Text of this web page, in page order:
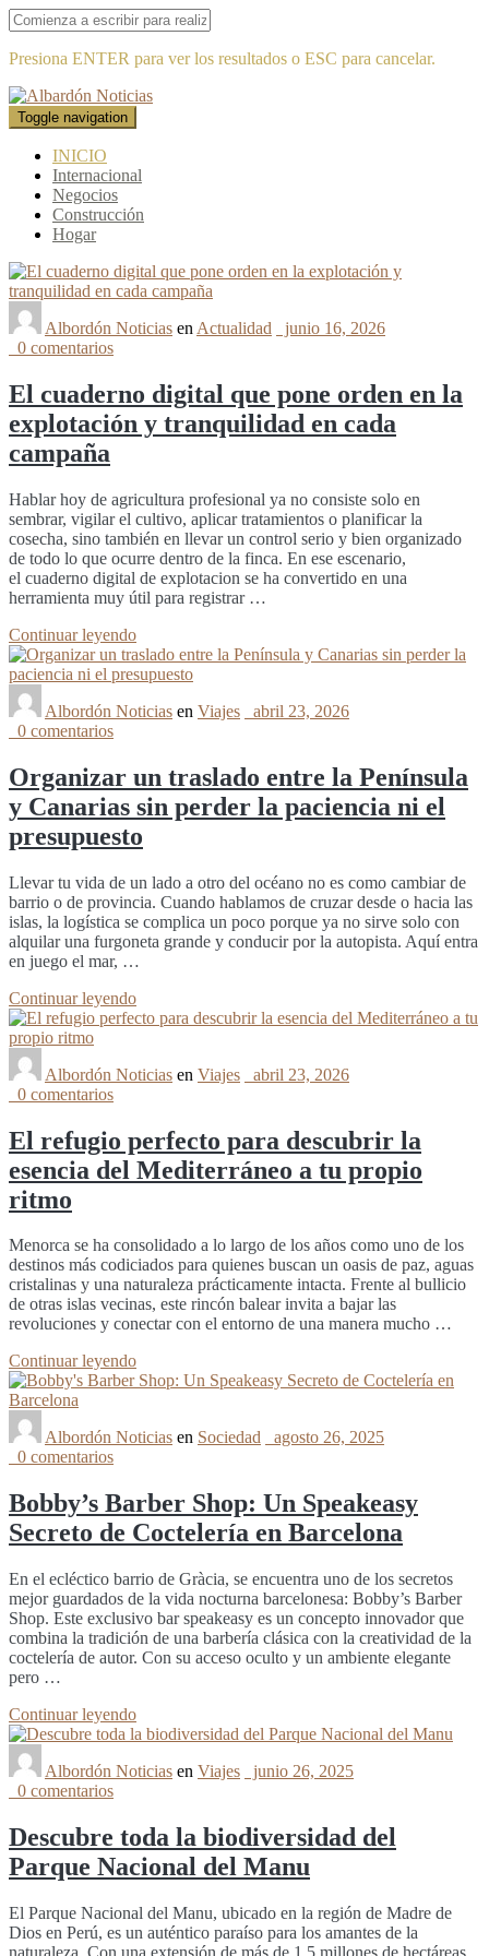
Presiona ENTER para ver los resultados o ESC para cancelar.
Toggle navigation
INICIO
Internacional
Negocios
Construcción
Hogar
Albordón Noticias en Actualidad
junio 16, 2026
0 comentarios
El cuaderno digital que pone orden en la
explotación y tranquilidad en cada
campaña
Hablar hoy de agricultura profesional ya no consiste solo en
sembrar, vigilar el cultivo, aplicar tratamientos o planificar la
cosecha, sino también en llevar un control serio y bien organizado
de todo lo que ocurre dentro de la finca. En ese escenario,
el cuaderno digital de explotacion se ha convertido en una
herramienta muy útil para registrar …
Continuar leyendo
Albordón Noticias en Viajes
abril 23, 2026
0 comentarios
Organizar un traslado entre la Península
y Canarias sin perder la paciencia ni el
presupuesto
Llevar tu vida de un lado a otro del océano no es como cambiar de
barrio o de provincia. Cuando hablamos de cruzar desde o hacia las
islas, la logística se complica un poco porque ya no sirve solo con
alquilar una furgoneta grande y conducir por la autopista. Aquí entra
en juego el mar, …
Continuar leyendo
Albordón Noticias en Viajes
abril 23, 2026
0 comentarios
El refugio perfecto para descubrir la
esencia del Mediterráneo a tu propio
ritmo
Menorca se ha consolidado a lo largo de los años como uno de los
destinos más codiciados para quienes buscan un oasis de paz, aguas
cristalinas y una naturaleza prácticamente intacta. Frente al bullicio
de otras islas vecinas, este rincón balear invita a bajar las
revoluciones y conectar con el entorno de una manera mucho …
Continuar leyendo
Albordón Noticias en Sociedad
agosto 26, 2025
0 comentarios
Bobby’s Barber Shop: Un Speakeasy
Secreto de Coctelería en Barcelona
En el ecléctico barrio de Gràcia, se encuentra uno de los secretos
mejor guardados de la vida nocturna barcelonesa: Bobby’s Barber
Shop. Este exclusivo bar speakeasy es un concepto innovador que
combina la tradición de una barbería clásica con la creatividad de la
coctelería de autor. Con su acceso oculto y un ambiente elegante
pero …
Continuar leyendo
Albordón Noticias en Viajes
junio 26, 2025
0 comentarios
Descubre toda la biodiversidad del
Parque Nacional del Manu
El Parque Nacional del Manu, ubicado en la región de Madre de
Dios en Perú, es un auténtico paraíso para los amantes de la
naturaleza. Con una extensión de más de 1.5 millones de hectáreas,